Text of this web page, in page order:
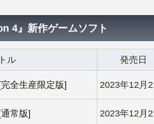
4』新作ゲームソフト
ル 発売日
全生産限定版] 2023年12月
常版] 2023年12月